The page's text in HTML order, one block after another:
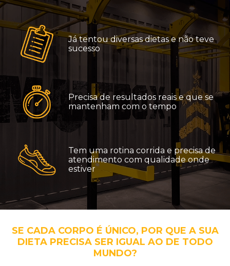
Já tentou diversas dietas e não teve
sucesso
Precisa de resultados reais e que se
mantenham com o tempo
Tem uma rotina corrida e precisa de
atendimento com qualidade onde
estiver
SE CADA CORPO É ÚNICO, POR QUE A SUA
DIETA PRECISA SER IGUAL AO DE TODO
MUNDO?